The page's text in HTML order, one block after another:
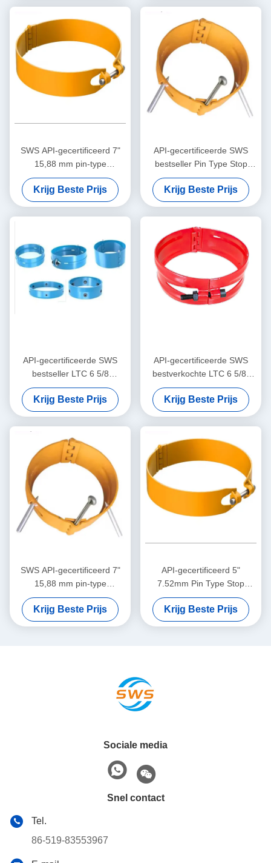
Casing Centralizers
SWS API-gecertificeerd 7"
15,88 mm pin-type
stopkraag 1 jaar garantie
voor
centralisatietoepassingen
voor olie- en gasbehuizingen
Krijg Beste Prijs
API-gecertificeerde SWS
bestseller Pin Type Stop
Collar 7" 13.72mm1 jaar
garantie Olie & Gas Casing
Centralizer Tool
Krijg Beste Prijs
API-gecertificeerde SWS
bestseller LTC 6 5/8
"8.94mm Pin Type Stop
Collar Oil & Gas Casing
Centralizer Tool
Krijg Beste Prijs
API-gecertificeerde SWS
bestverkochte LTC 6 5/8"
10,59 mm pin-type
stopkraag
Centralisatiegereedschap
voor olie- en gasbehuizingen
Krijg Beste Prijs
SWS API-gecertificeerd 7"
15,88 mm pin-type
stopkraag 1 jaar garantie
voor
centralisatietoepassingen
Krijg Beste Prijs
API-gecertificeerd 5"
7.52mm Pin Type Stop
Collar Best selling SWS High
Carbon Steel Movement
Limiter voor casing
Krijg Beste Prijs
Sociale media
Snel contact
Tel.
86-519-83553967